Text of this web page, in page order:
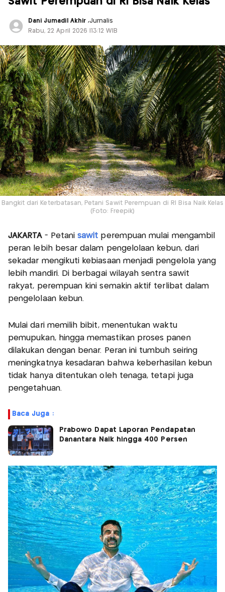
Dani Jumadil Akhir ,Jurnalis
Rabu, 22 April 2026 |13:12 WIB
Bangkit dari Keterbatasan, Petani Sawit Perempuan di RI Bisa Naik Kelas
(Foto: Freepik)
JAKARTA- Petanisawit perempuan mulai mengambil
peran lebih besar dalam pengelolaan kebun, dari
sekadar mengikuti kebiasaan menjadi pengelola yang
lebih mandiri. Di berbagai wilayah sentra sawit
rakyat, perempuan kini semakin aktif terlibat dalam
pengelolaan kebun.
Mulai dari memilih bibit, menentukan waktu
pemupukan, hingga memastikan proses panen
dilakukan dengan benar. Peran ini tumbuh seiring
meningkatnya kesadaran bahwa keberhasilan kebun
tidak hanya ditentukan oleh tenaga, tetapi juga
pengetahuan.
Baca Juga :
Prabowo Dapat Laporan Pendapatan
Danantara Naik hingga 400 Persen